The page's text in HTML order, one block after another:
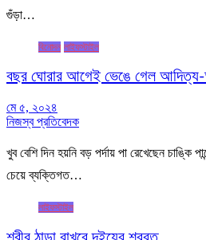
গুঁড়া…
বিনোদন লাইফস্টাইল
বছর ঘোরার আগেই ভেঙে গেল আদিত্য-
মে ৫, ২০২৪
নিজস্ব প্রতিবেদক
খুব বেশি দিন হয়নি বড় পর্দায় পা রেখেছেন চাঙ্কি
চেয়ে ব্যক্তিগত…
লাইফস্টাইল